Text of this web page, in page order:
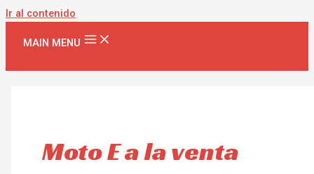
Ir al contenido
MAIN MENU
Moto E a la venta